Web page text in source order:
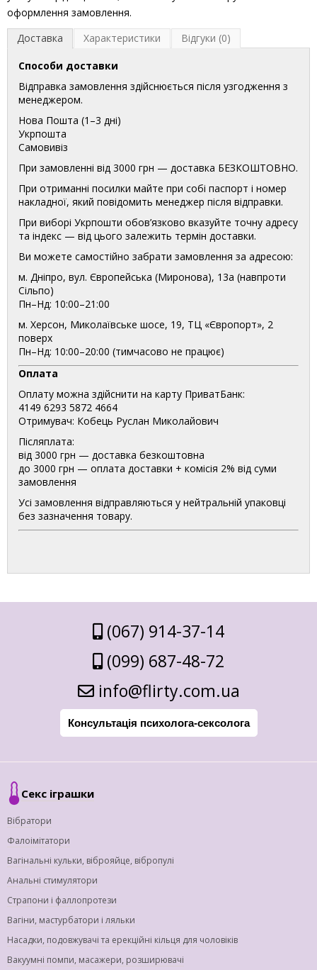
оформлення замовлення.
Доставка
Характеристики Відгуки (0)
Способи доставки
Відправка замовлення здійснюється після узгодження з
менеджером.
Нова Пошта (1–3 дні)
Укрпошта
Самовивіз
При замовленні від 3000 грн — доставка БЕЗКОШТОВНО.
При отриманні посилки майте при собі паспорт і номер
накладної, який повідомить менеджер після відправки.
При виборі Укрпошти обов’язково вказуйте точну адресу
та індекс — від цього залежить термін доставки.
Ви можете самостійно забрати замовлення за адресою:
м. Дніпро, вул. Європейська (Миронова), 13а (навпроти
Сільпо)
Пн–Нд: 10:00–21:00
м. Херсон, Миколаївське шосе, 19, ТЦ «Європорт», 2
поверх
Пн–Нд: 10:00–20:00 (тимчасово не працює)
Оплата
Оплату можна здійснити на карту ПриватБанк:
4149 6293 5872 4664
Отримувач: Кобець Руслан Миколайович
Післяплата:
від 3000 грн — доставка безкоштовна
до 3000 грн — оплата доставки + комісія 2% від суми
замовлення
Усі замовлення відправляються у нейтральній упаковці
без зазначення товару.
(067) 914-37-14
(099) 687-48-72
info@flirty.com.ua
Консультація психолога-сексолога
Секс іграшки
Вібратори
Фалоімітатори
Вагінальні кульки, віброяйце, вібропулі
Анальні стимулятори
Страпони і фаллопротези
Вагіни, мастурбатори і ляльки
Насадки, подовжувачі та ерекційні кільця для чоловіків
Вакуумні помпи, масажери, розширювачі